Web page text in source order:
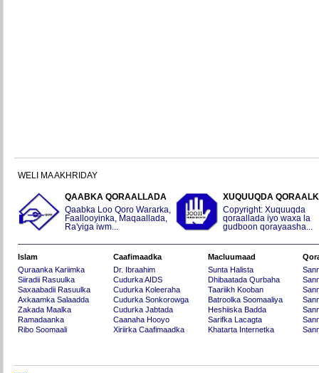
WELI MA AKHRIDAY
QAABKA QORAALLADA
Qaabka Loo Qoro Wararka,
Faallooyinka, Maqaallada,
Ra'yiga iwm...
XUQUUQDA
Copyright: Xuquuqda
qoraallada iyo waxa la
gudboon qorayaasha...
Islam
Quraanka Kariimka
Siiradii Rasuulka
Saxaabadii Rasuulka
Axkaamka Salaadda
Zakada Maalka
Ramadaanka
Ribo Soomaali
Caafimaadka
Dr. Ibraahim
Cudurka AIDS
Cudurka Koleeraha
Cudurka Sonkorowga
Cudurka Jabtada
Caanaha Hooyo
Xiriirka Caafimaadka
Macluumaad
Sunta Halista
Dhibaatada Qurbaha
Taariikh Kooban
Batroolka Soomaaliya
Heshiiska Badda
Sarifka Lacagta
Khatarta Internetka